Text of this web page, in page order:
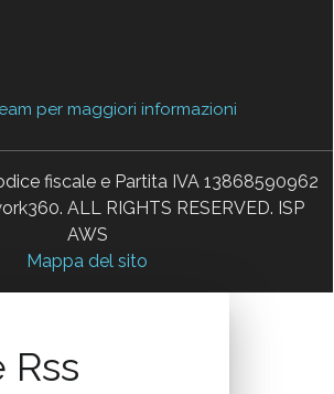
per maggiori informazioni
fiscale e Partita IVA 13868590962
ALL RIGHTS RESERVED. ISP
AWS
Mappa del sito
Rss